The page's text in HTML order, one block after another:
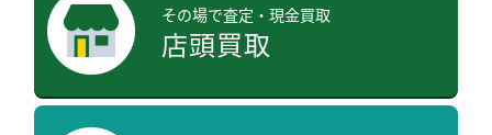
その場で査定・現金買取
店頭買取